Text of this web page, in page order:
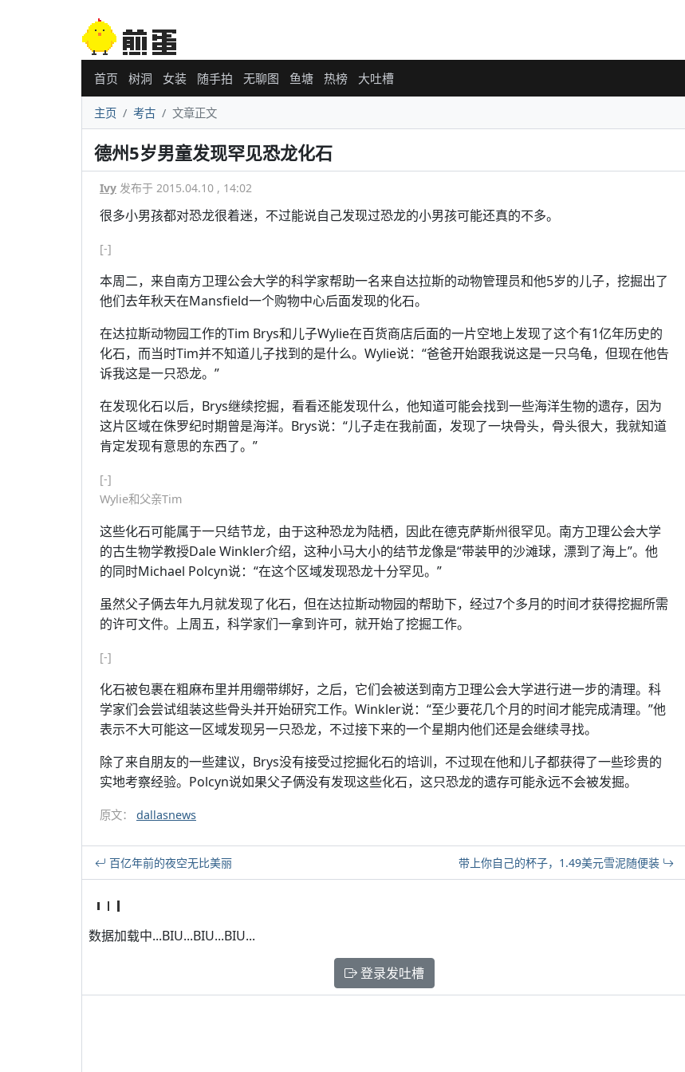
首页 树洞 女装 随手拍 无聊图 鱼塘 热榜 大吐槽
主页 考古 文章正文
德州5岁男童发现罕见恐龙化石
Ivy 发布于 2015.04.10 , 14:02
很多小男孩都对恐龙很着迷，不过能说自己发现过恐龙的小男孩可能还真的不多。
[-]
本周二，来自南方卫理公会大学的科学家帮助一名来自达拉斯的动物管理员和他5岁的儿子，挖掘出了
他们去年秋天在Mansfield一个购物中心后面发现的化石。
在达拉斯动物园工作的Tim Brys和儿子Wylie在百货商店后面的一片空地上发现了这个有1亿年历史的
化石，而当时Tim并不知道儿子找到的是什么。Wylie说：“爸爸开始跟我说这是一只乌龟，但现在他告
诉我这是一只恐龙。”
在发现化石以后，Brys继续挖掘，看看还能发现什么，他知道可能会找到一些海洋生物的遗存，因为
这片区域在侏罗纪时期曾是海洋。Brys说：“儿子走在我前面，发现了一块骨头，骨头很大，我就知道
肯定发现有意思的东西了。”
[-]
Wylie和父亲Tim
这些化石可能属于一只结节龙，由于这种恐龙为陆栖，因此在德克萨斯州很罕见。南方卫理公会大学
的古生物学教授Dale Winkler介绍，这种小马大小的结节龙像是“带装甲的沙滩球，漂到了海上”。他
的同时Michael Polcyn说：“在这个区域发现恐龙十分罕见。”
虽然父子俩去年九月就发现了化石，但在达拉斯动物园的帮助下，经过7个多月的时间才获得挖掘所需
的许可文件。上周五，科学家们一拿到许可，就开始了挖掘工作。
[-]
化石被包裹在粗麻布里并用绷带绑好，之后，它们会被送到南方卫理公会大学进行进一步的清理。科
学家们会尝试组装这些骨头并开始研究工作。Winkler说：“至少要花几个月的时间才能完成清理。”他
表示不大可能这一区域发现另一只恐龙，不过接下来的一个星期内他们还是会继续寻找。
除了来自朋友的一些建议，Brys没有接受过挖掘化石的培训，不过现在他和儿子都获得了一些珍贵的
实地考察经验。Polcyn说如果父子俩没有发现这些化石，这只恐龙的遗存可能永远不会被发掘。
原文： dallasnews
百亿年前的夜空无比美丽 带上你自己的杯子，1.49美元雪泥随便装
数据加载中...BIU...BIU...BIU...
登录发吐槽